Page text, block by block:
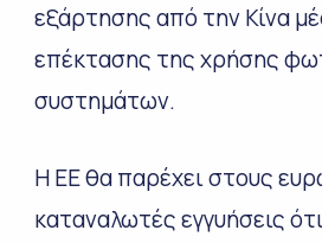
εξάρτησης από την Κίνα
επέκτασης της χρήσης
συστημάτων.
Η ΕΕ θα παρέχει στους
καταναλωτές εγγυήσεις